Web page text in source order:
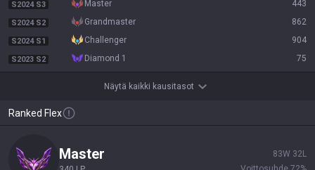
S2024 S3 master 443
S2024 S2 grandmaster 862
S2024 S1 challenger 904
S2023 S2 diamond 1 75
Näytä kaikki kausitasot
Ranked Flex
master 83W 32L